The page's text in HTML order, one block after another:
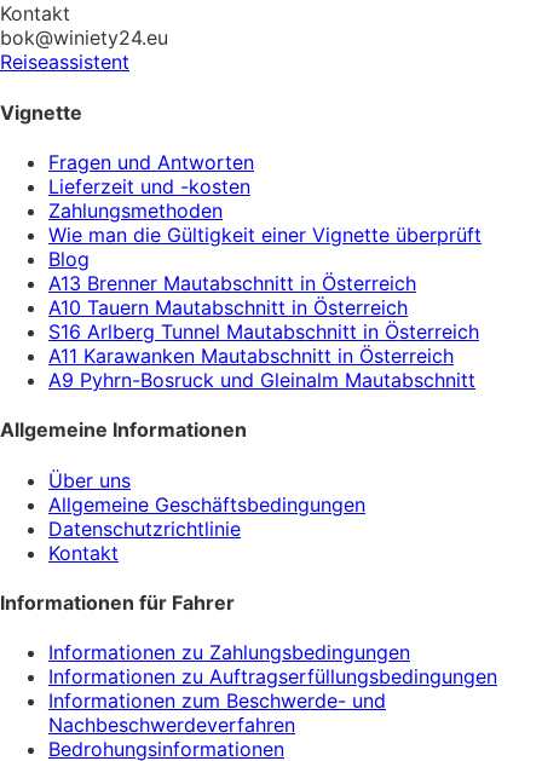
Kontakt
bok@winiety24.eu
Reiseassistent
Vignette
Fragen und Antworten
Lieferzeit und -kosten
Zahlungsmethoden
Wie man die Gültigkeit einer Vignette überprüft
Blog
A13 Brenner Mautabschnitt in Österreich
A10 Tauern Mautabschnitt in Österreich
S16 Arlberg Tunnel Mautabschnitt in Österreich
A11 Karawanken Mautabschnitt in Österreich
A9 Pyhrn-Bosruck und Gleinalm Mautabschnitt
Allgemeine Informationen
Über uns
Allgemeine Geschäftsbedingungen
Datenschutzrichtlinie
Kontakt
Informationen für Fahrer
Informationen zu Zahlungsbedingungen
Informationen zu Auftragserfüllungsbedingungen
Informationen zum Beschwerde- und
Nachbeschwerdeverfahren
Bedrohungsinformationen